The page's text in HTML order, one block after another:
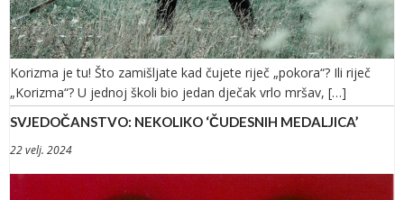
Korizma je tu! Što zamišljate kad čujete riječ „pokora“? Ili riječ
„Korizma“? U jednoj školi bio jedan dječak vrlo mršav, […]
SVJEDOČANSTVO: NEKOLIKO ‘ČUDESNIH MEDALJICA’
22 velj. 2024